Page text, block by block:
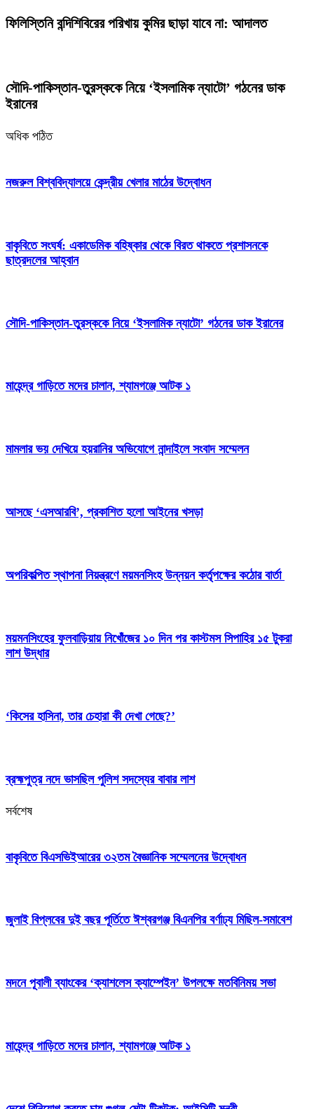
ফিলিস্তিনি বন্দিশিবিরের পরিখায় কুমির ছাড়া যাবে না: আদালত
সৌদি-পাকিস্তান-তুরস্ককে নিয়ে ‘ইসলামিক ন্যাটো’ গঠনের ডাক
ইরানের
অধিক পঠিত
নজরুল বিশ্ববিদ্যালয়ে কেন্দ্রীয় খেলার মাঠের উদ্বোধন
বাকৃবিতে সংঘর্ষ: একাডেমিক বহিষ্কার থেকে বিরত থাকতে প্রশাসনকে
ছাত্রদলের আহ্বান
সৌদি-পাকিস্তান-তুরস্ককে নিয়ে ‘ইসলামিক ন্যাটো’ গঠনের ডাক ইরানের
মাহেন্দ্র গাড়িতে মদের চালান, শ্যামগঞ্জে আটক ১
মামলার ভয় দেখিয়ে হয়রানির অভিযোগে নান্দাইলে সংবাদ সম্মেলন
আসছে ‘এসআরবি’, প্রকাশিত হলো আইনের খসড়া
অপরিকল্পিত স্থাপনা নিয়ন্ত্রণে ময়মনসিংহ উন্নয়ন কর্তৃপক্ষের কঠোর বার্তা
ময়মনসিংহের ফুলবাড়িয়ায় নিখোঁজের ১০ দিন পর কাস্টমস সিপাহির ১৫ টুকরা
লাশ উদ্ধার
‘কিসের হাসিনা, তার চেহারা কী দেখা গেছে?’
ব্রহ্মপুত্র নদে ভাসছিল পুলিশ সদস্যের বাবার লাশ
সর্বশেষ
বাকৃবিতে বিএসভিইআরের ৩২তম বৈজ্ঞানিক সম্মেলনের উদ্বোধন
জুলাই বিপ্লবের দুই বছর পূর্তিতে ঈশ্বরগঞ্জ বিএনপির বর্ণাঢ্য মিছিল-সমাবেশ
মদনে পূবালী ব্যাংকের ‘ক্যাশলেস ক্যাম্পেইন’ উপলক্ষে মতবিনিময় সভা
মাহেন্দ্র গাড়িতে মদের চালান, শ্যামগঞ্জে আটক ১